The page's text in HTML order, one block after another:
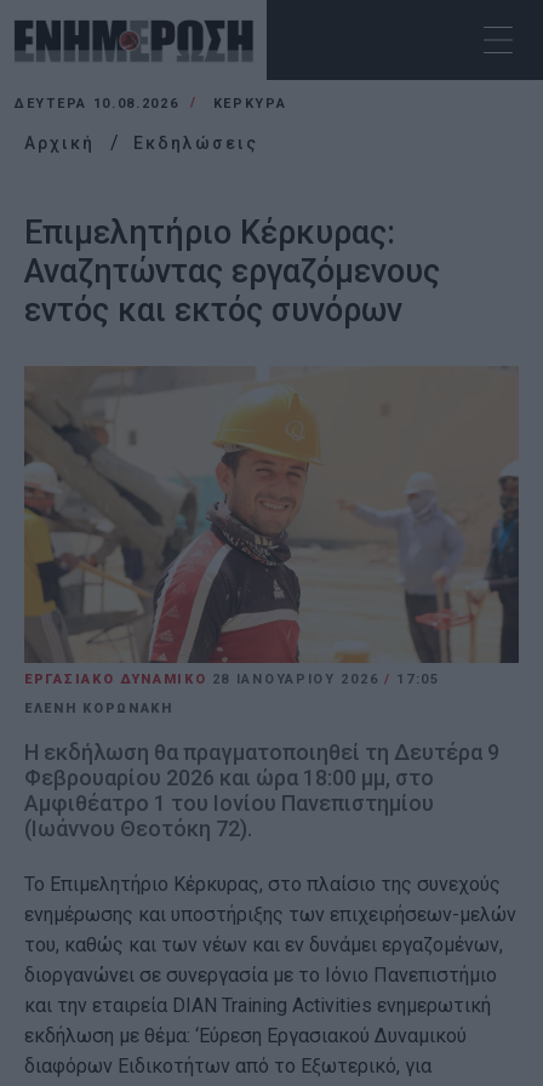
ΔΕΥΤΈΡΑ 10.08.2026 ΚΕΡΚΥΡΑ
Αρχική Εκδηλώσεις
Επιμελητήριο Κέρκυρας:
Αναζητώντας εργαζόμενους
εντός και εκτός συνόρων
ΕΡΓΑΣΙΑΚΟ ΔΥΝΑΜΙΚΟ 28 ΙΑΝΟΥΑΡΊΟΥ 2026 / 17:05
ΕΛΕΝΗ ΚΟΡΩΝΑΚΗ
Η εκδήλωση θα πραγματοποιηθεί τη Δευτέρα 9
Φεβρουαρίου 2026 και ώρα 18:00 μμ, στο
Αμφιθέατρο 1 του Ιονίου Πανεπιστημίου
(Ιωάννου Θεοτόκη 72).
Το Επιμελητήριο Κέρκυρας, στο πλαίσιο της συνεχούς
ενημέρωσης και υποστήριξης των επιχειρήσεων-μελών
του, καθώς και των νέων και εν δυνάμει εργαζομένων,
διοργανώνει σε συνεργασία με το Ιόνιο Πανεπιστήμιο
και την εταιρεία DIAN Training Activities ενημερωτική
εκδήλωση με θέμα: ‘Εύρεση Εργασιακού Δυναμικού
διαφόρων Ειδικοτήτων από το Εξωτερικό, για